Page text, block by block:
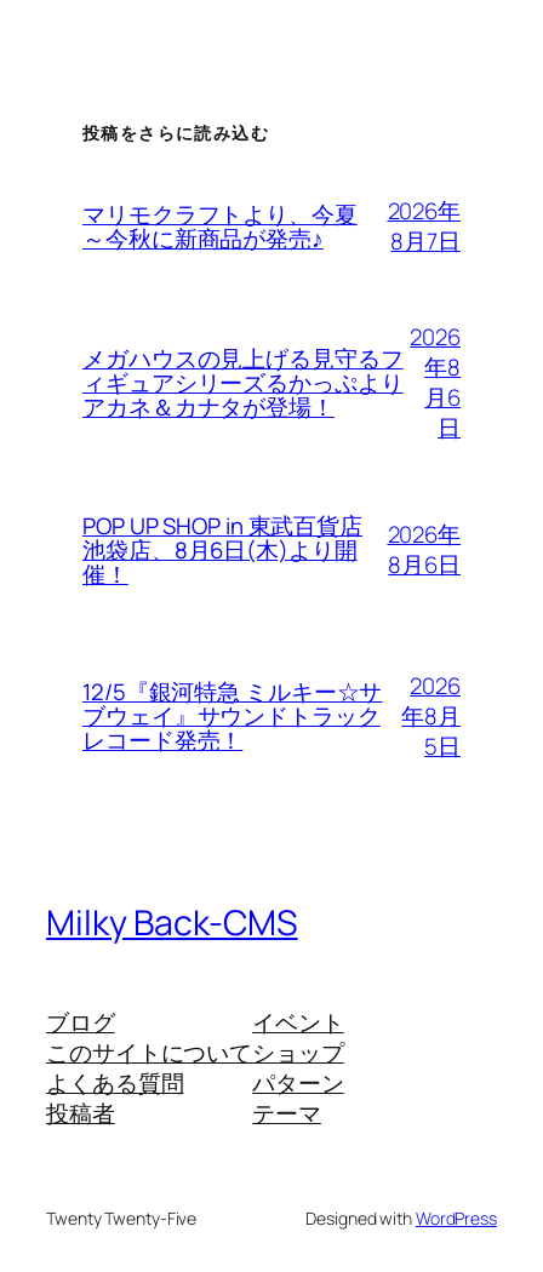
投稿をさらに読み込む
マリモクラフトより、今夏
～今秋に新商品が発売♪
2026年
8月7日
メガハウスの見上げる見守るフ
ィギュアシリーズるかっぷより
アカネ＆カナタが登場！
2026
年8
月6
日
POP UP SHOP in 東武百貨店
池袋店、8月6日(木)より開
催！
2026年
8月6日
12/5『銀河特急 ミルキー☆サ
ブウェイ』サウンドトラック
レコード発売！
2026
年8月
5日
Milky Back-CMS
ブログ
このサイトについて
よくある質問
投稿者
イベント
ショップ
パターン
テーマ
Twenty Twenty-Five Designed withWordPress